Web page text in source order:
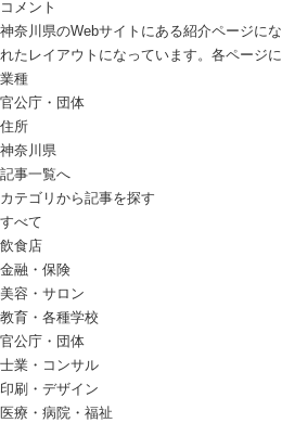
コメント
神奈川県のWebサイトにある紹介ページに
れたレイアウトになっています。各ページ
業種
官公庁・団体
住所
神奈川県
記事一覧へ
カテゴリから記事を探す
すべて
飲食店
金融・保険
美容・サロン
教育・各種学校
官公庁・団体
士業・コンサル
印刷・デザイン
医療・病院・福祉